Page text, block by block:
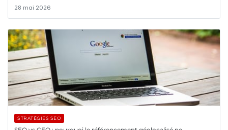
28 mai 2026
STRATÉGIES SEO